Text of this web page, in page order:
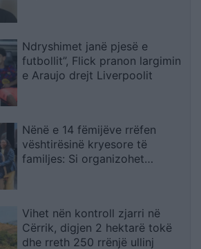
Ndryshimet janë pjesë e
futbollit”, Flick pranon largimin
e Araujo drejt Liverpoolit
Nënë e 14 fëmijëve rrëfen
vështirësinë kryesore të
familjes: Si organizohet
Vihet nën kontroll zjarri në
Cërrik, digjen 2 hektarë tokë
dhe rreth 250 rrënjë ullinj